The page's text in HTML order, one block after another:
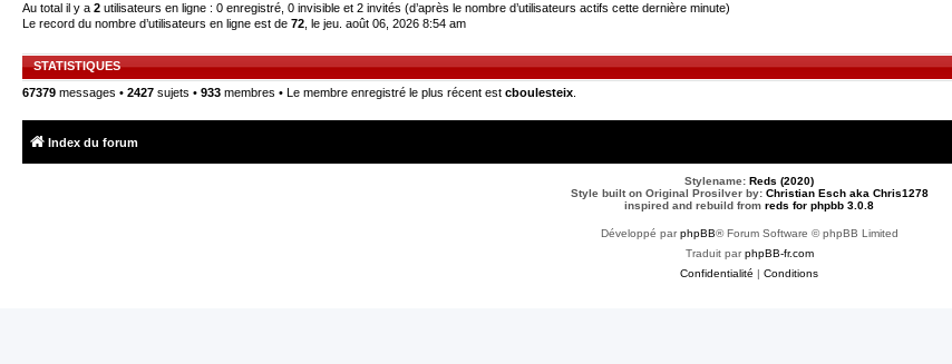
Au total il y a 2 utilisateurs en ligne : 0 enregistré, 0 invisible et 2 invités (d’après le nombre d’utilisateurs actifs cette dernière minute)
Le record du nombre d’utilisateurs en ligne est de 72 , le jeu. août 06, 2026 8:54 am
STATISTIQUES
67379 messages • 2427 sujets • 933 membres • Le membre enregistré le plus récent est cboulesteix
Index du forum
Stylename: Reds (2020)
Style built on Original Prosilver by: Christian Esch aka Chris1278
inspired and rebuild from reds for phpbb 3.0.8
Développé parphpBB® Forum Software © phpBB Limited
Traduit parphpBB-fr.com
Confidentialité | Conditions